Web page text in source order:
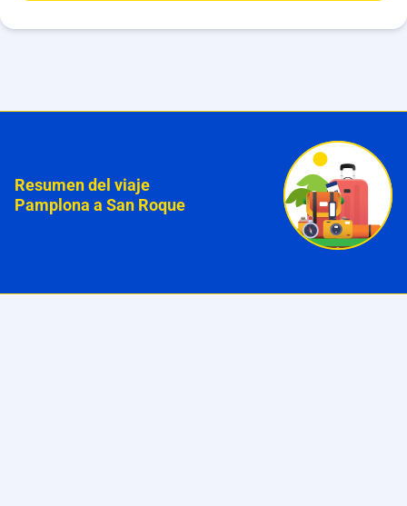
Resumen del viaje
Pamplona a San Roque